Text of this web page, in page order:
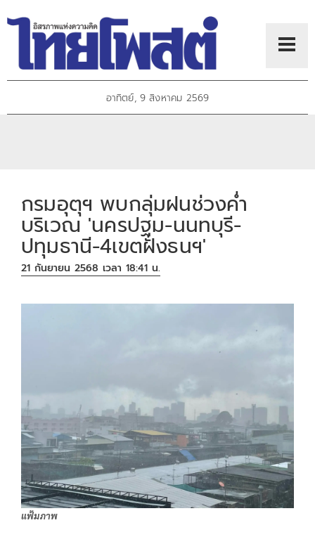
อาทิตย์, 9 สิงหาคม 2569
กรมอุตุฯ พบกลุ่มฝนช่วงค่ำ
บริเวณ 'นครปฐม-นนทบุรี-
ปทุมธานี-4เขตฝั่งธนฯ'
21 กันยายน 2568 เวลา 18:41 น.
แฟ้มภาพ